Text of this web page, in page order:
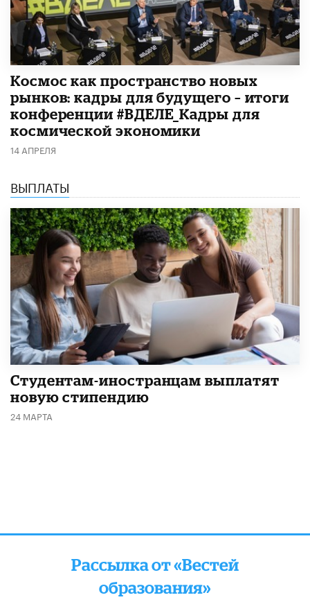
Космос как пространство новых
рынков: кадры для будущего – итоги
конференции #ВДЕЛЕ_Кадры для
космической экономики
14 АПРЕЛЯ
ВЫПЛАТЫ
Студентам-иностранцам выплатят
новую стипендию
24 МАРТА
Рассылка от «Вестей
образования»